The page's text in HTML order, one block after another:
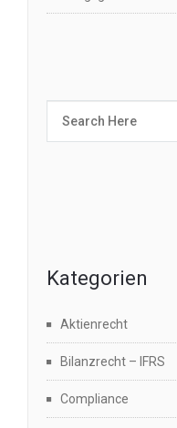
Kategorien
Aktienrecht
Bilanzrecht – IFRS
Compliance